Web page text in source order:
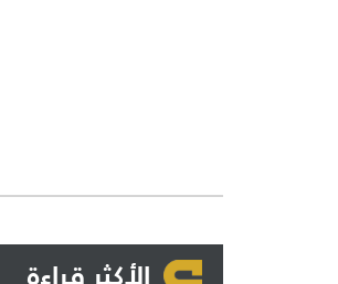
الأكثر قراءة